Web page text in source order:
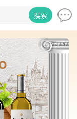
搜索